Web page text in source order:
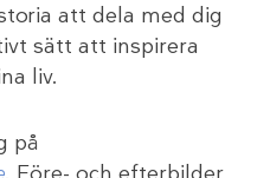
att dela med dig
sätt att inspirera
liv.
på